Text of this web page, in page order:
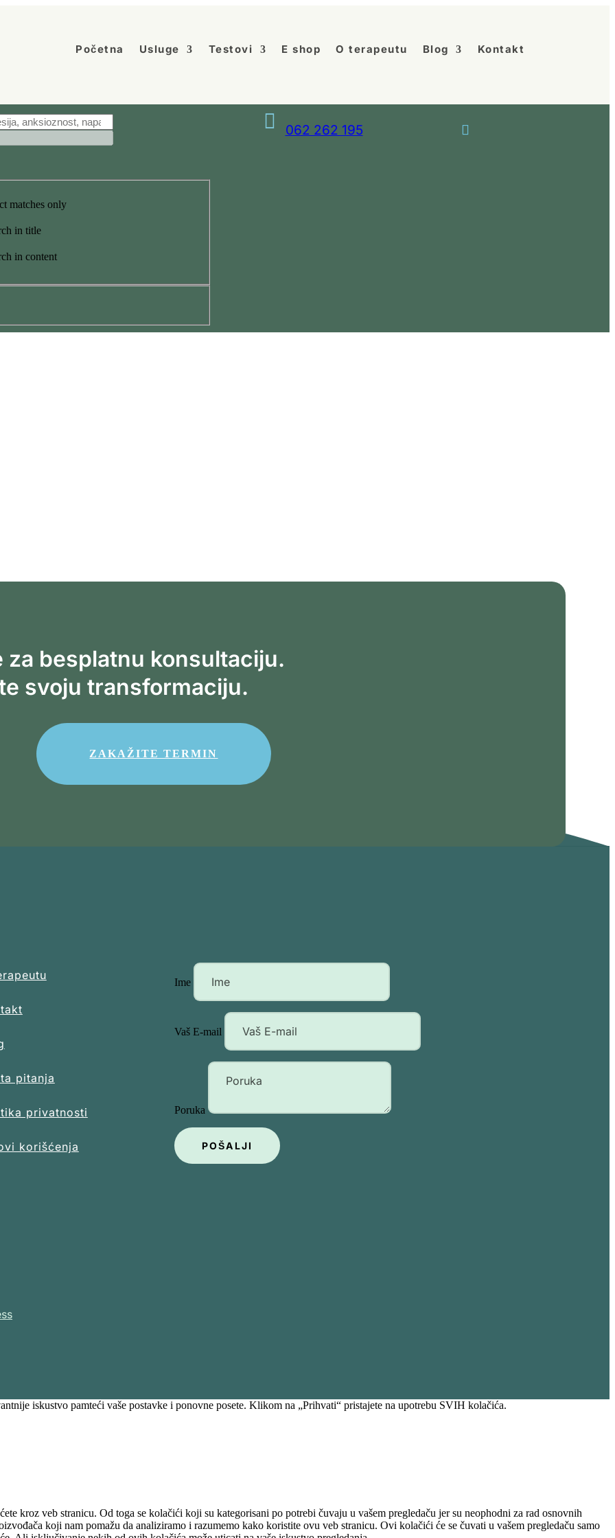
Početna Usluge Testovi E shop O terapeutu Blog Kontakt
matches only
in title
in content
 062 262 195
za besplatnu konsultaciju.
svoju transformaciju.
ZAKAŽITE TERMIN
pitanja
privatnosti
korišćenja
Ime
Vaš E-mail
Poruka
POŠALJI
iskustvo pamteći vaše postavke i ponovne posete. Klikom na „Prihvati“ pristajete na upotrebu SVIH kolačića.
kroz veb stranicu. Od toga se kolačići koji su kategorisani po potrebi čuvaju u vašem pregledaču jer su neophodni za rad osnovnih
koji nam pomažu da analiziramo i razumemo kako koristite ovu veb stranicu. Ovi kolačići će se čuvati u vašem pregledaču samo